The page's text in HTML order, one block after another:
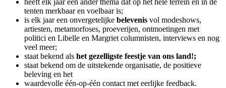
heeft elk jaar een ander thema dat op het hele terrein en in de
tenten merkbaar en voelbaar is;
is elk jaar een onvergetelijke belevenis vol modeshows,
artiesten, metamorfoses, proeverijen, ontmoetingen met
politici en Libelle en Margriet columnisten, interviews en nog
veel meer;
staat bekend als het gezelligste feestje van ons land!;
staat bekend om de uitstekende organisatie, de positieve
beleving en het
waardevolle één-op-één contact met eerlijke feedback.